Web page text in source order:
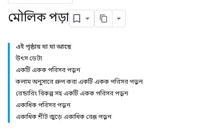
মৌলিক পড়া
এই পৃষ্ঠায় যা যা আছে
উৎস ডেটা
একটি একক পরিসর পড়ুন
কলাম অনুসারে গ্রুপ করা একটি একক পরিসর পড়ুন
রেন্ডারিং বিকল্প সহ একটি একক পরিসর পড়ুন
একাধিক পরিসর পড়ুন
একাধিক শীট জুড়ে একাধিক রেঞ্জ পড়ুন